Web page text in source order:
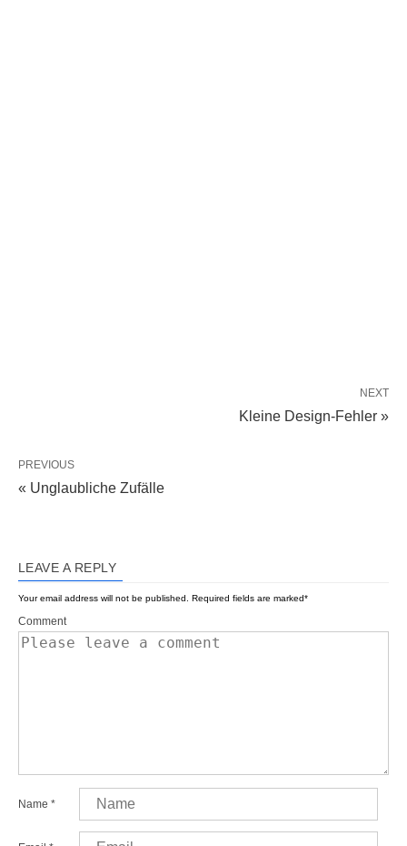
NEXT
Kleine Design-Fehler »
PREVIOUS
« Unglaubliche Zufälle
LEAVE A REPLY
Your email address will not be published. Required fields are marked*
Comment
Name *